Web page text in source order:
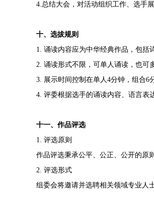
4.总结大会，对活动组织工作、选手
十、选拔规则
1. 诵读内容应为中华经典作品，包括
2. 诵读形式不限，可单人诵读，也可
3. 展示时间控制在单人4分钟，组合6
4. 评委根据选手的诵读内容、语言表
十一、作品评选
1. 评选原则
作品评选秉承公平、公正、公开的原
2. 评选形式
组委会将邀请并选聘相关领域专业人